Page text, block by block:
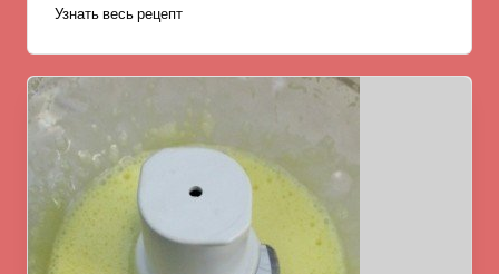
Узнать весь рецепт